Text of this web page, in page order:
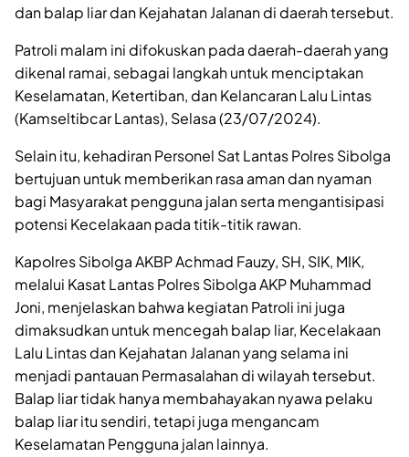
dan balap liar dan Kejahatan Jalanan di daerah tersebut.
Patroli malam ini difokuskan pada daerah-daerah yang
dikenal ramai, sebagai langkah untuk menciptakan
Keselamatan, Ketertiban, dan Kelancaran Lalu Lintas
(Kamseltibcar Lantas), Selasa (23/07/2024).
Selain itu, kehadiran Personel Sat Lantas Polres Sibolga
bertujuan untuk memberikan rasa aman dan nyaman
bagi Masyarakat pengguna jalan serta mengantisipasi
potensi Kecelakaan pada titik-titik rawan.
Kapolres Sibolga AKBP Achmad Fauzy, SH, SIK, MIK,
melalui Kasat Lantas Polres Sibolga AKP Muhammad
Joni, menjelaskan bahwa kegiatan Patroli ini juga
dimaksudkan untuk mencegah balap liar, Kecelakaan
Lalu Lintas dan Kejahatan Jalanan yang selama ini
menjadi pantauan Permasalahan di wilayah tersebut.
Balap liar tidak hanya membahayakan nyawa pelaku
balap liar itu sendiri, tetapi juga mengancam
Keselamatan Pengguna jalan lainnya.